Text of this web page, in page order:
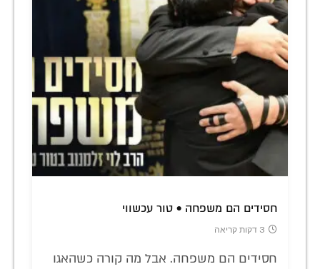
חסידים הם משפחה • טור עכשווי
3 דקות קריאה
חסידים הם משפחה. אבל מה קורה כשהאגו